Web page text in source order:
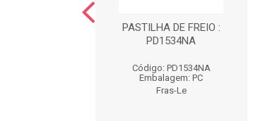
PASTILHA DE FREIO :
PD1534NA
Código: PD1534NA
Embalagem: PC
Fras-Le